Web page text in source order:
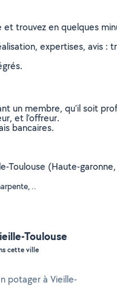
trouvez en quelques
expertises, avis :
un membre, qu’il soit
et l’offreur.
bancaires.
Toulouse (Haute-
..
Toulouse
cette ville
potager à Vieille-